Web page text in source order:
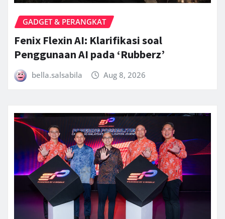
GADGET & PERANGKAT
Fenix Flexin AI: Klarifikasi soal
Penggunaan AI pada ‘Rubberz’
bella.salsabila Aug 8, 2026